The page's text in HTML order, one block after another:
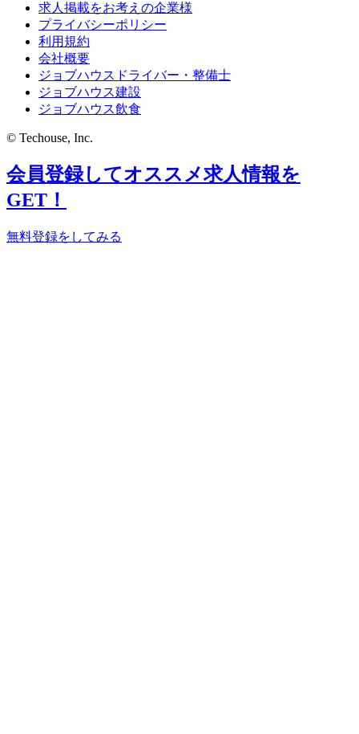
求人掲載をお考えの企業様
プライバシーポリシー
利用規約
会社概要
ジョブハウスドライバー・整備士
ジョブハウス建設
ジョブハウス飲食
© Techouse, Inc.
会員登録してオススメ求人情報を
GET！
無料登録をしてみる